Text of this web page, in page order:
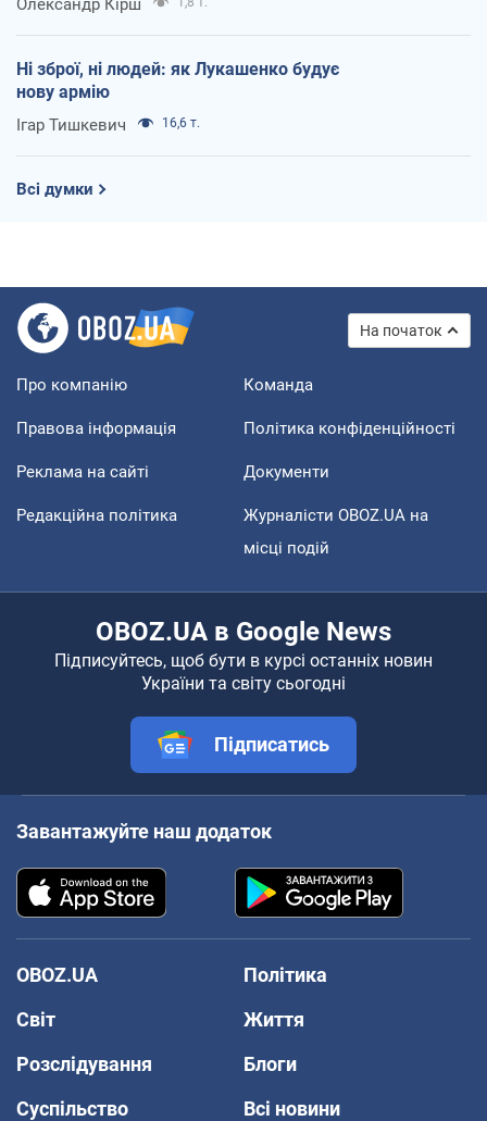
Олександр Кірш
Ні зброї, ні людей: як Лукашенко будує
нову армію
Ігар Тишкевич 16,6 т.
Всі думки
На початок
Про компанію Команда
Правова інформація Політика конфіденційності
Реклама на сайті Документи
Редакційна політика
Журналісти OBOZ.UA на
місці подій
OBOZ.UA в Google News
Підписуйтесь, щоб бути в курсі останніх новин
України та світу сьогодні
Підписатись
Завантажуйте наш додаток
OBOZ.UA
Політика
Світ
Життя
Розслідування
Блоги
Суспільство
Всі новини